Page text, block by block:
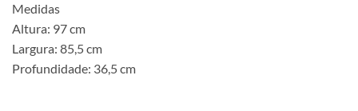
Medidas
Altura: 97 cm
Largura: 85,5 cm
Profundidade: 36,5 cm